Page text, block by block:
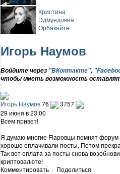
Кристина
Эдмундовна
Орбакайте
Игорь Наумов
Войдите через "ВКонтакте",
чтобы иметь возможность
Игорь Наумов76
3757
29 июня в 23:00
Всем привет!
Я думаю многие Flapовцы помнят форум
хорошо оплачивали посты. Потом
Так вот оплата за посты снова
криптовалюте!
Комментировать · Поделиться